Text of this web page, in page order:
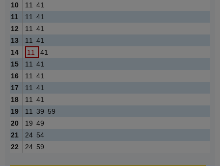
10
11 41
11
11 41
12
11 41
13
11 41
14
11
41
15
11 41
16
11 41
17
11 41
18
11 41
19
11 39 59
20
19 49
21
24 54
22
24 59